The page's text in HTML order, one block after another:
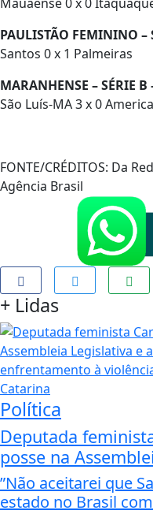
Mauaense 0 x 0
PAULISTÃO FEMININO –
Santos 0 x 1 Palmeiras
MARANHENSE – SÉRIE B
São Luís-MA 3 x 0
FONTE/CRÉDITOS: Da
Agência Brasil
+ Lidas
Política
Deputada
posse na
”Não aceitarei que
estado no Brasil